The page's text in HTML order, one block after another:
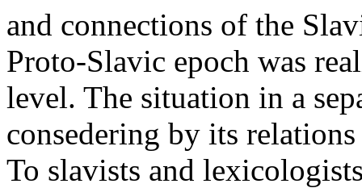
and connections of the
Proto-Slavic epoch was
level. The situation in a
consedering by its
To slavists and